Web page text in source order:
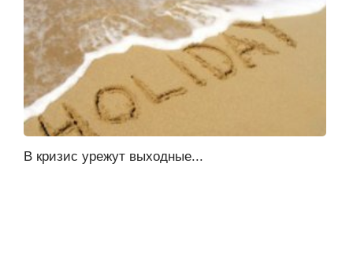
В кризис урежут выходные...